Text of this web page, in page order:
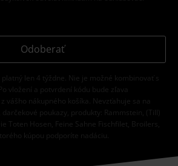
Odoberať
len 4 týždne. Nie je možné kombinovať s
vložení a potvrdení kódu bude zľava
vášho nákupného košíka. Nevzťahuje sa na
poukazy, produkty: Rammstein, (Till)
Toten Hosen, Feine Sahne Fischfilet, Broilers,
kúpou podporíte nadáciu.